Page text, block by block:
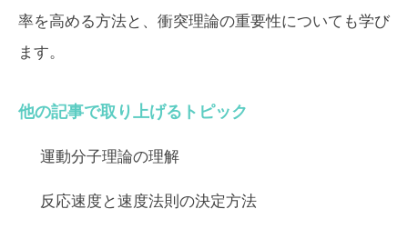
率を高める方法と、衝突理論の重要性についても学び
ます。
他の記事で取り上げるトピック
運動分子理論の理解
反応速度と速度法則の決定方法